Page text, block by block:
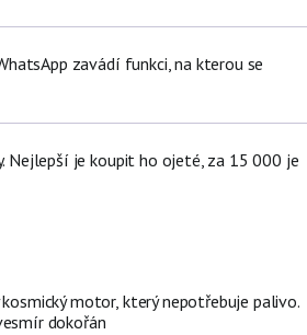
zavádí funkci, na kterou se
Nejlepší je koupit ho ojeté, za 15 000 je
motor, který nepotřebuje palivo.
dokořán